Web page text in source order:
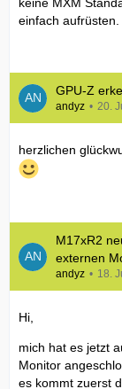
einfach aufrüsten.
GPU-Z
andyz 20.
herzlichen
M17xR2
externen
andyz 18.
Hi,
mich hat es jetzt
Monitor
es kommt zuerst